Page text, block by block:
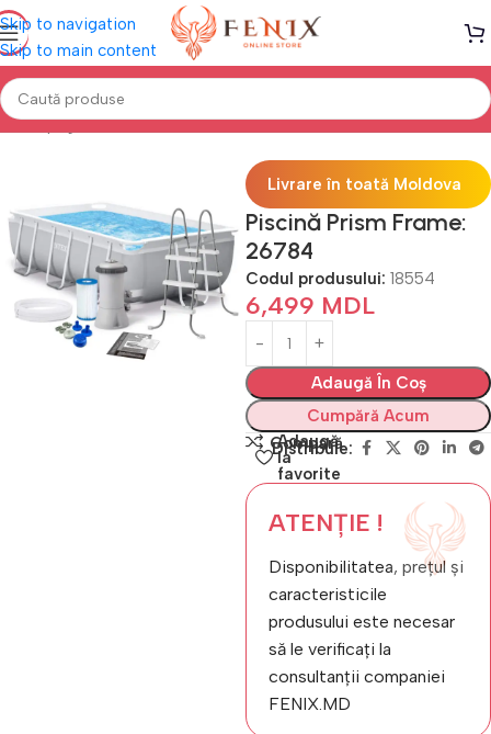
Skip to navigation
Skip to main content
Prima pagină PISCINE Piscine cu cadru
Livrare în toată Moldova
Piscină Prism Frame:
26784
Codul produsului: 18554
6,499 MDL
Adaugă În Coș
Cumpără Acum
Compară
Adaugă
la
favorite
Distribuie:
ATENȚIE !
Disponibilitatea, prețul și
caracteristicile
produsului este necesar
să le verificați la
consultanții companiei
FENIX.MD